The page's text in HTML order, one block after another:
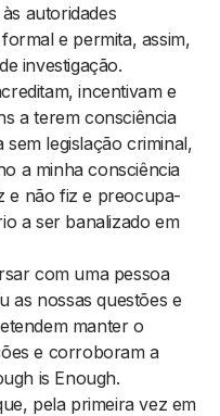
autoridades
e permita, assim,
investigação.
incentivam e
a terem consciência
sem legislação criminal,
a minha consciência
e não fiz e preocupa-
a ser banalizado em
com uma pessoa
as nossas questões e
manter o
e corroboram a
is Enough.
pela primeira vez em